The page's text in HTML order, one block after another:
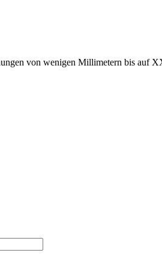
von wenigen Millimetern bis auf